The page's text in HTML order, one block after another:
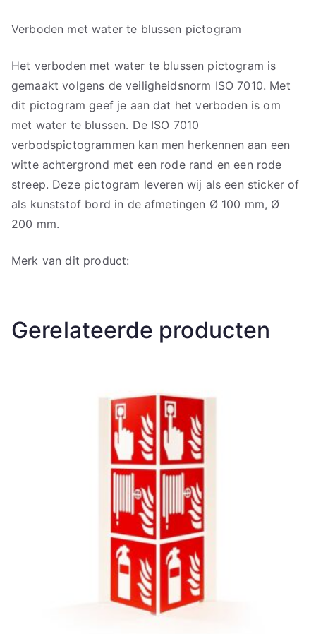
Verboden met water te blussen pictogram
Het verboden met water te blussen pictogram is
gemaakt volgens de veiligheidsnorm ISO 7010. Met
dit pictogram geef je aan dat het verboden is om
met water te blussen. De ISO 7010
verbodspictogrammen kan men herkennen aan een
witte achtergrond met een rode rand en een rode
streep. Deze pictogram leveren wij als een sticker of
als kunststof bord in de afmetingen Ø 100 mm, Ø
200 mm.
Merk van dit product:
Gerelateerde producten